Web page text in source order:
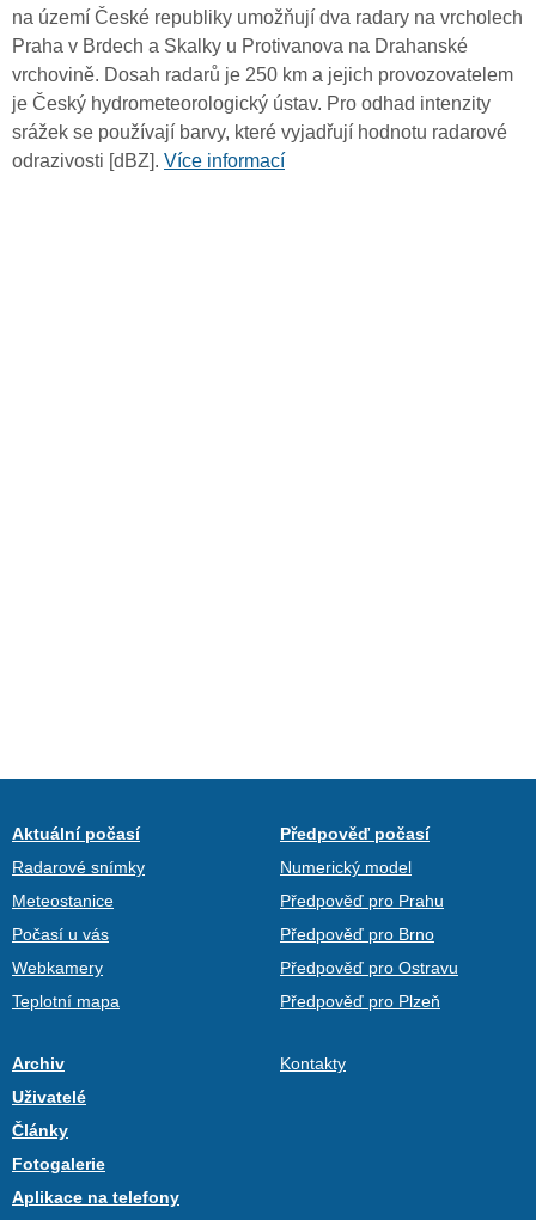
na území České republiky umožňují dva radary na vrcholech
Praha v Brdech a Skalky u Protivanova na Drahanské
vrchovině. Dosah radarů je 250 km a jejich provozovatelem
je Český hydrometeorologický ústav. Pro odhad intenzity
srážek se používají barvy, které vyjadřují hodnotu radarové
odrazivosti [dBZ]. Více informací
Aktuální počasí
Radarové snímky
Meteostanice
Počasí u vás
Webkamery
Teplotní mapa
Předpověď počasí
Numerický model
Předpověď pro Prahu
Předpověď pro Brno
Předpověď pro Ostravu
Předpověď pro Plzeň
Archiv
Uživatelé
Články
Fotogalerie
Aplikace na telefony
Kontakty